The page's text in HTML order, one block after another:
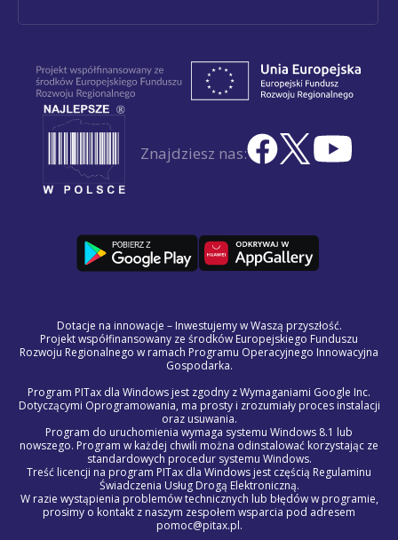
Znajdziesz nas:
Dotacje na innowacje – Inwestujemy w Waszą przyszłość.
Projekt współfinansowany ze środków Europejskiego Funduszu
Rozwoju Regionalnego w ramach Programu Operacyjnego Innowacyjna
Gospodarka.
Program PITax dla Windows jest zgodny z Wymaganiami Google Inc.
Dotyczącymi Oprogramowania, ma prosty i zrozumiały proces instalacji
oraz usuwania.
Program do uruchomienia wymaga systemu Windows 8.1 lub
nowszego. Program w każdej chwili można odinstalować korzystając ze
standardowych procedur systemu Windows.
Treść licencji na program PITax dla Windows jest częścią Regulaminu
Świadczenia Usług Drogą Elektroniczną.
W razie wystąpienia problemów technicznych lub błędów w programie,
prosimy o kontakt z naszym zespołem wsparcia pod adresem
pomoc@pitax.pl.